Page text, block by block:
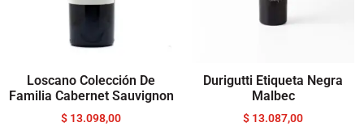
Loscano Colección De
Familia Cabernet Sauvignon
$ 13.098,00
Durigutti Etiqueta Negra
Malbec
$ 13.087,00